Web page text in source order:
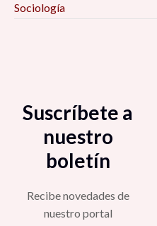
Sociología
Suscríbete a
nuestro
boletín
Recibe novedades de
nuestro portal